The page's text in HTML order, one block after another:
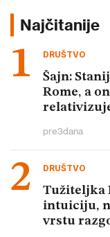
Najčitanije
DRUŠTVO
Šajn:
Rome, a
pre3dana
DRUŠTVO
Tužiteljka
intuiciju,
vrstu